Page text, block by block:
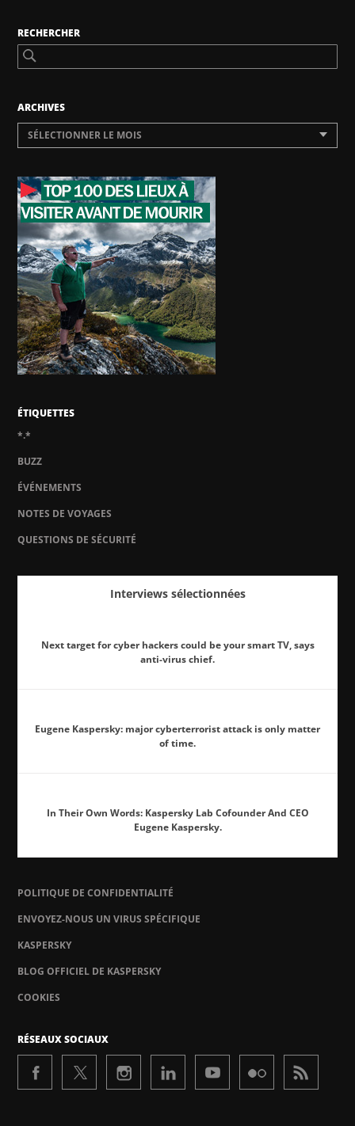
RECHERCHER
ARCHIVES
SÉLECTIONNER LE MOIS
ÉTIQUETTES
*.*
BUZZ
ÉVÉNEMENTS
NOTES DE VOYAGES
QUESTIONS DE SÉCURITÉ
Interviews sélectionnées
Next target for cyber hackers could be your smart TV, says
anti-virus chief.
Eugene Kaspersky: major cyberterrorist attack is only matter
of time.
In Their Own Words: Kaspersky Lab Cofounder And CEO
Eugene Kaspersky.
POLITIQUE DE CONFIDENTIALITÉ
ENVOYEZ-NOUS UN VIRUS SPÉCIFIQUE
KASPERSKY
BLOG OFFICIEL DE KASPERSKY
COOKIES
RÉSEAUX SOCIAUX